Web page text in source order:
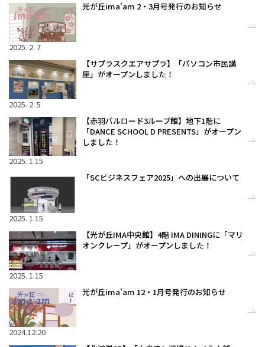
光が丘ima'am 2・3月号発行のお知らせ
2025. 2. 7
【サプラスクエアサプラ】「パソコン市民講
座」がオープンしました！
2025. 2. 5
【赤羽パルロード3ループ館】地下1階に
「DANCE SCHOOL D PRESENTS」がオープン
しました！
2025. 1.15
「SCビジネスフェア2025」への出展について
2025. 1.15
【光が丘IMA中央館】4階 IMA DININGに「マリ
オンクレープ」がオープンしました！
2025. 1.15
光が丘ima'am 12・1月号発行のお知らせ
2024.12.20